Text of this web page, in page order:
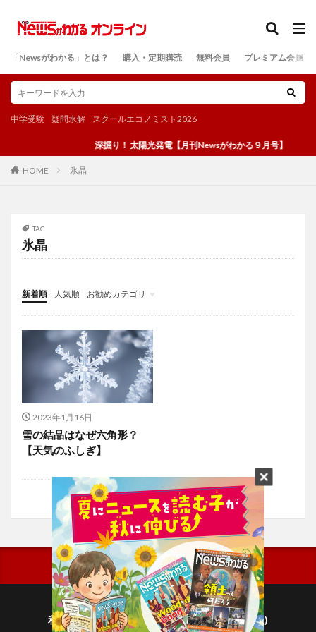
「Newsがわかる」とは？ 購入・定期購読 無料会員 プレミアム会員
中学受験 疑問氷解 スクールエコノミスト2026
深掘り！ 太陽光発電【月刊Newsがわかる９月号】
HOME 氷晶
TAG
氷晶
新着順 人気順
お勧めカテゴリ
投稿
学び
マンガ
電子書籍
2023年1月16日
雪の結晶はなぜ六角形？
【天気のふしぎ】
利用規約
プライバシーポリシー(毎日新聞出版)
検索